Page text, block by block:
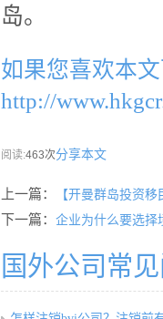
岛。
如果您喜欢本
http://
阅读:463次分享本文
上一篇： 【开曼群岛投资
下一篇： 企业为什么要选择
国外公司常